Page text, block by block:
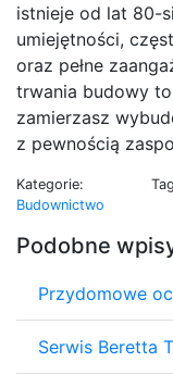
istnieje od lat 80-
umiejętności,
oraz pełne
trwania budowy
zamierzasz
z pewnością
Kategorie:
Budownictwo
Podobne
Przydomowe
Serwis Beretta